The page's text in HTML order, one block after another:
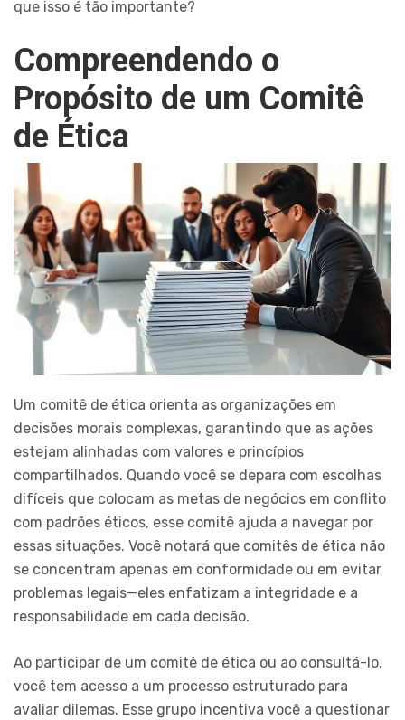
que isso é tão importante?
Compreendendo o
Propósito de um Comitê
de Ética
Um comitê de ética orienta as organizações em
decisões morais complexas, garantindo que as ações
estejam alinhadas com valores e princípios
compartilhados. Quando você se depara com escolhas
difíceis que colocam as metas de negócios em conflito
com padrões éticos, esse comitê ajuda a navegar por
essas situações. Você notará que comitês de ética não
se concentram apenas em conformidade ou em evitar
problemas legais—eles enfatizam a integridade e a
responsabilidade em cada decisão.
Ao participar de um comitê de ética ou ao consultá-lo,
você tem acesso a um processo estruturado para
avaliar dilemas. Esse grupo incentiva você a questionar